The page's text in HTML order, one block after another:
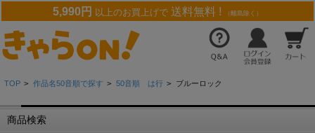
5,990円 以上のお買上げで 送料無料 ! （離島除く）
TOP > 作品名50音順で探す > 50音順 は行 > ブルーロック
商品検索